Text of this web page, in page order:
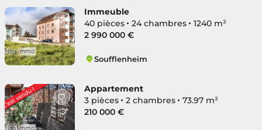
Immeuble
40 pièces
24 chambres
1240 m²
2 990 000 €
Soufflenheim
Appartement
3 pièces
2 chambres
73.97 m²
210 000 €